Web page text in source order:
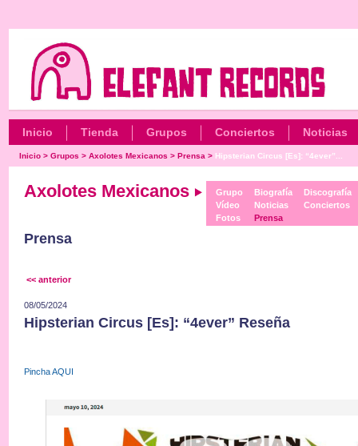
Inicio Tienda Grupos Conciertos Noticias
Inicio> Grupos > Axolotes Mexicanos > Prensa > Hipsterian Circus [Es]: “4ever”...
Axolotes Mexicanos
Grupo
Vídeo
Fotos
Biografía
Noticias
Prensa
Discografía
Conciertos
Prensa
<< anterior
08/05/2024
Hipsterian Circus [Es]: “4ever” Reseña
Pincha AQUI